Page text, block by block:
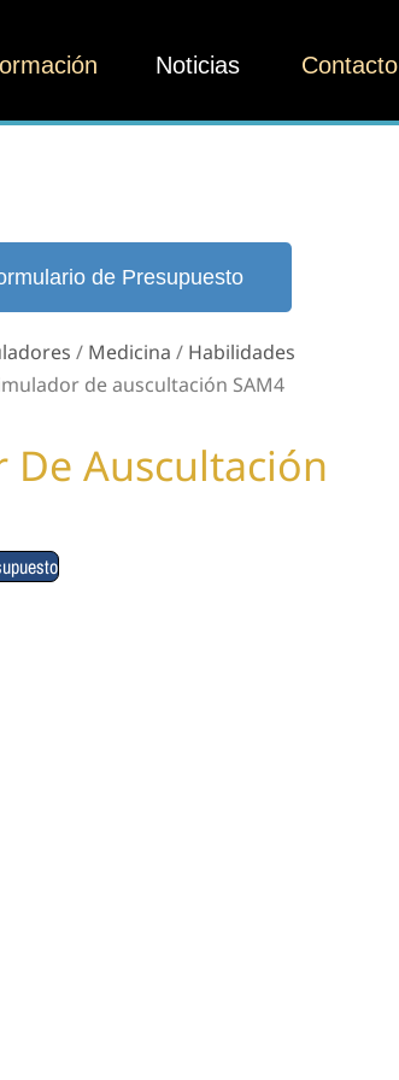
Noticias Contacto
de Presupuesto
/ Medicina / Habilidades
de auscultación SAM4
De Auscultación